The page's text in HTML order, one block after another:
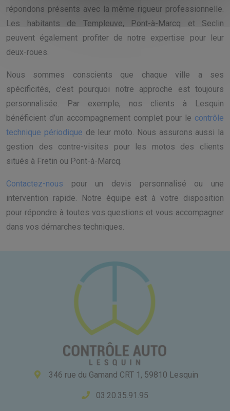
répondons présents avec la même rigueur professionnelle.
Les habitants de Templeuve, Pont-à-Marcq et Seclin
peuvent également profiter de notre expertise pour leur
deux-roues.
Nous sommes conscients que chaque ville a ses
spécificités, c’est pourquoi notre approche est toujours
personnalisée. Par exemple, nos clients à Lesquin
bénéficient d’un accompagnement complet pour le contrôle
technique périodique de leur moto. Nous assurons aussi la
gestion des contre-visites pour les motos des clients
situés à Fretin ou Pont-à-Marcq.
Contactez-nous pour un devis personnalisé ou une
intervention rapide. Notre équipe est à votre disposition
pour répondre à toutes vos questions et vous accompagner
dans vos démarches techniques.
346 rue du Gamand CRT 1, 59810 Lesquin
03.20.35.91.95